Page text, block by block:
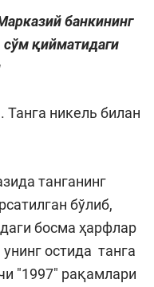
банкининг
сўм қийматидаги
Танга никель билан
танганинг
бўлиб,
босма ҳарфлар
остида танга
"1997" рақамлари